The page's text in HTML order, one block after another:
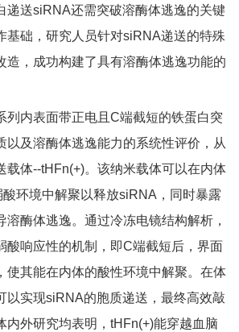
递送siRNA还需突破溶酶体逃逸的关键
基础，研究人员针对siRNA递送的特殊
造，成功构建了具有溶酶体逃逸功能的
列内表面带正电且C端截短的铁蛋白突
以及溶酶体逃逸能力的系统性评价，从
载体--tHFn(+)。该纳米载体可以在内体
酸环境中解聚以释放siRNA，同时暴露
溶酶体逃逸。通过冷冻电镜结构解析，
酸响应性的机制，即C端截短后，界面
使其能在内体的酸性环境中解聚。在体
以实现siRNA的胞质递送，最终高效敲
内外研究均表明，tHFn(+)能穿越血脑